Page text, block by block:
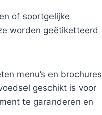
of soortgelijke
worden geëtiketteerd
menu’s en brochures
geschikt is voor
te garanderen en